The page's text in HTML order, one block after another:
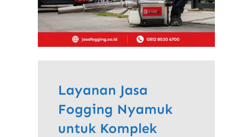
Layanan Jasa
Fogging Nyamuk
untuk Komplek